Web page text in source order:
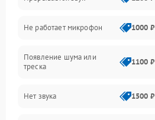
Не работает микрофон 1000 ₽
Появление шума или
треска
1100 ₽
Нет звука 1500 ₽